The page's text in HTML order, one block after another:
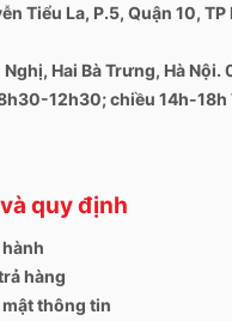
Tiểu La, P.5, Quận 10,
Nghị, Hai Bà Trưng, Hà Nội.
12h30; chiều 14h-18h
quy định
hàng
thông tin